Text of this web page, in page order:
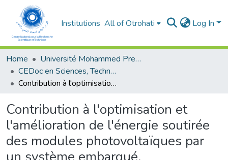
Institutions All of Otrohati Log In
Home
Université Mohammed Premier - Oujda
CEDoc en Sciences, Technologies, Ingénierie et Santé
Contribution à l'optimisation et l'amélioration de l'énergie soutirée des modules photovoltaïques par un système embarqué.
Contribution à l'optimisation et
l'amélioration de l'énergie soutirée
des modules photovoltaïques par